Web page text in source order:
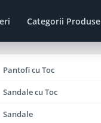
Categorii Produse
Pantofi cu Toc
Sandale cu Toc
Sandale